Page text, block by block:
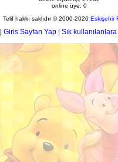
online üye: 0
Telif hakkı saklıdır © 2000-2026 Eskişehir
Giris Sayfan Yap| Sık